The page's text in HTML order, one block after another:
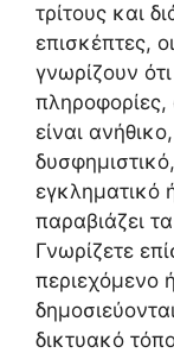
τρίτους και
επισκέπτες,
γνωρίζουν
πληροφορίες,
είναι
εγκληματικό
παραβιάζει
Γνωρίζετε
περιεχόμενο
δικτυακό